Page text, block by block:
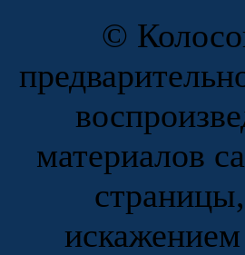
©
материалов
искажением